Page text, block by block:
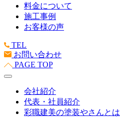
料金について
施工事例
お客様の声
TEL
お問い合わせ
PAGE TOP
会社紹介
代表・社員紹介
彩職建美の塗装やさんとは